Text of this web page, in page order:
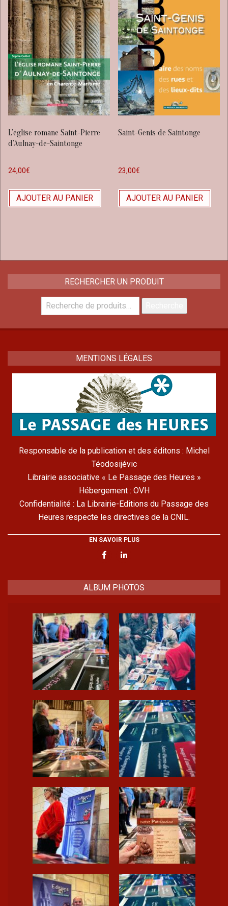
L’église romane Saint-Pierre
d’Aulnay-de-Saintonge
24,00€
AJOUTER AU PANIER
Saint-Genis de Saintonge
23,00€
AJOUTER AU PANIER
RECHERCHER UN PRODUIT
Recherche
pour :
MENTIONS LÉGALES
Responsable de la publication et des éditons : Michel
Téodosijévic
Librairie associative « Le Passage des Heures »
Hébergement : OVH
Confidentialité : La Librairie-Editions du Passage des
Heures respecte les directives de la CNIL.
EN SAVOIR PLUS
ALBUM PHOTOS